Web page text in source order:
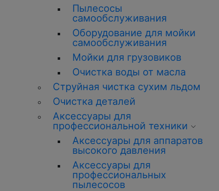
Пылесосы
самообслуживания
Оборудование для мойки
самообслуживания
Мойки для грузовиков
Очистка воды от масла
Струйная чистка сухим льдом
Очистка деталей
Аксессуары для
профессиональной техники
Аксессуары для аппаратов
высокого давления
Аксессуары для
профессиональных
пылесосов